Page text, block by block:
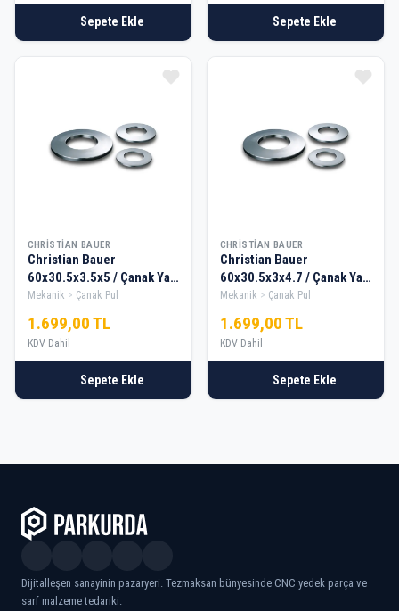
Sepete Ekle Sepete Ekle
CHRISTIAN BAUER
Christian Bauer
60x30.5x3.5x5 / Çanak Yay
/ Disk Yay — 10 Adet
Mekanik Çanak Pul
1.699,00 TL
KDV Dahil
Sepete Ekle
CHRISTIAN BAUER
Christian Bauer
60x30.5x3x4.7 / Çanak Yay
/ Disk Yay — 10 Adet
Mekanik Çanak Pul
1.699,00 TL
KDV Dahil
Sepete Ekle
Dijitalleşen sanayinin pazaryeri. Tezmaksan bünyesinde CNC yedek parça ve
sarf malzeme tedariki.